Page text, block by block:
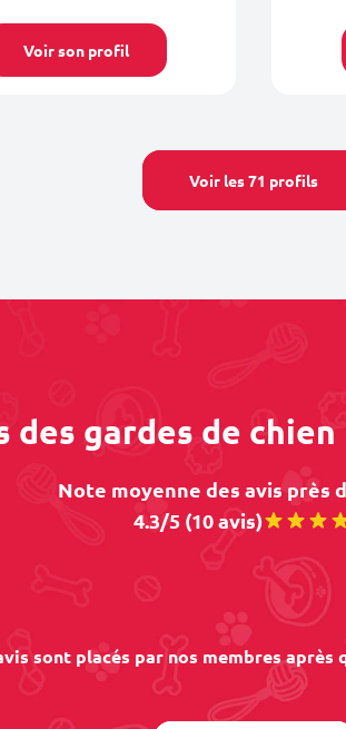
Voir son profil
Voir les 71 profils
des gardes de
Note moyenne des avis près
4.3/5 (10 avis)
sont placés par nos membres après